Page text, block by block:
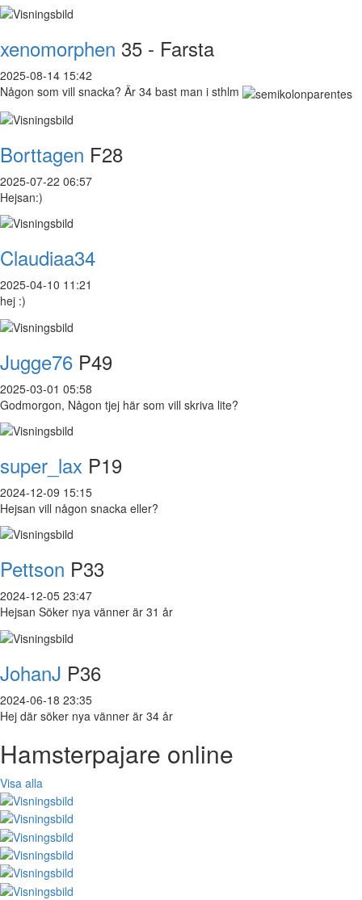
xenomorphen 35 - Farsta
2025-08-14 15:42
Någon som vill snacka? Är 34 bast man i sthlm
Borttagen F28
2025-07-22 06:57
Hejsan:)
Claudiaa34
2025-04-10 11:21
hej :)
Jugge76 P49
2025-03-01 05:58
Godmorgon, Någon tjej här som vill skriva lite?
super_lax P19
2024-12-09 15:15
Hejsan vill någon snacka eller?
Pettson P33
2024-12-05 23:47
Hejsan Söker nya vänner är 31 år
JohanJ P36
2024-06-18 23:35
Hej där söker nya vänner är 34 år
Hamsterpajare online
Visa alla